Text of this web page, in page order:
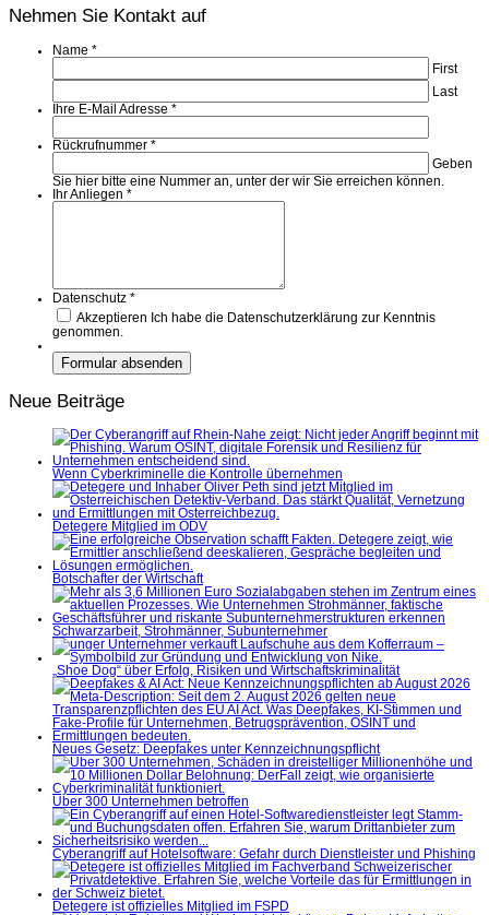
Nehmen Sie Kontakt auf
Name *
First
Last
Ihre E-Mail Adresse *
Rückrufnummer *
Geben
Sie hier bitte eine Nummer an, unter der wir Sie erreichen können.
Ihr Anliegen *
Datenschutz *
Akzeptieren Ich habe die Datenschutzerklärung zur Kenntnis
genommen.
Neue Beiträge
Wenn Cyberkriminelle die Kontrolle übernehmen
Detegere Mitglied im ÖDV
Botschafter der Wirtschaft
Schwarzarbeit, Strohmänner, Subunternehmer
„Shoe Dog“ über Erfolg, Risiken und Wirtschaftskriminalität
Neues Gesetz: Deepfakes unter Kennzeichnungspflicht
Über 300 Unternehmen betroffen
Cyberangriff auf Hotelsoftware: Gefahr durch Dienstleister und Phishing
Detegere ist offizielles Mitglied im FSPD